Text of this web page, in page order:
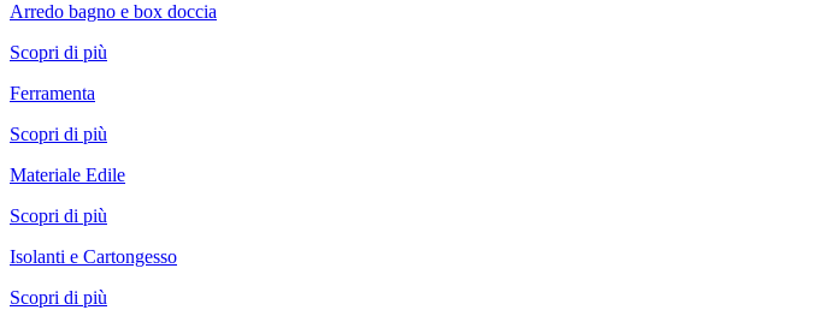
Arredo bagno e box doccia
Scopri di più
Ferramenta
Scopri di più
Materiale Edile
Scopri di più
Isolanti e Cartongesso
Scopri di più